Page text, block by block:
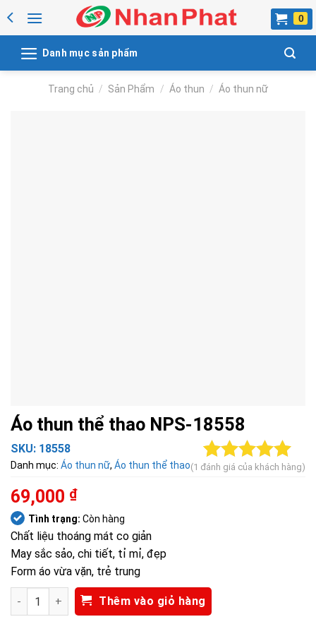
to
Danh mục sản phẩm
Trang chủ / Sản Phẩm / Áo thun / Áo thun nữ
Áo thun thể thao NPS-18558
SKU: 18558
Danh mục: Áo thun nữ, Áo thun thể thao
5.00 trên 5
1
(1 đánh giá của khách hàng)
69,000 ₫
Tình trạng: Còn hàng
Chất liệu thoáng mát co giản
May sắc sảo, chi tiết, tỉ mỉ, đẹp
Form áo vừa vặn, trẻ trung
Áo thun thể thao NPS-18558 số lượng
Thêm vào giỏ hàng